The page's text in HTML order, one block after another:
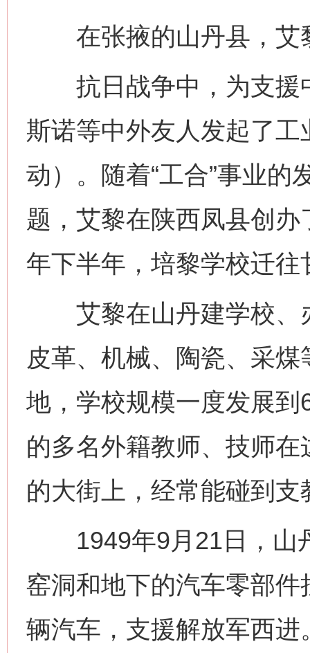
在张掖的山丹县，艾
抗日战争中，为支援
斯诺等中外友人发起了工
动）。随着“工合”事业的
题，艾黎在陕西凤县创
年下半年，培黎学校迁往
艾黎在山丹建学校、
皮革、机械、陶瓷、采
地，学校规模一度发展
的多名外籍教师、技师
的大街上，经常能碰到支
1949年9月21日，山
窑洞和地下的汽车零部
辆汽车，支援解放军西